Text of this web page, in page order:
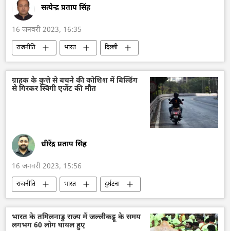
सत्येन्द्र प्रताप सिंह
16 जनवरी 2023, 16:35
राजनीति भारत
दिल्ली
दिल्ली पुलिस
X (former Twitter)
क्रिकेट
अपराध
विराट कोहली
दिल्ली महिला आयोग की
ग्राहक के कुत्ते से बचने की कोशिश में बिल्डिंग
से गिरकर स्विगी एजेंट की मौत
धीरेंद्र प्रताप सिंह
16 जनवरी 2023, 15:56
राजनीति भारत
दुर्घटना
वितरण सेवा
हैदराबाद तेलंगाना
भारत के तमिलनाडु राज्य में जल्लीकट्टू के समय
लगभग 60 लोग घायल हुए